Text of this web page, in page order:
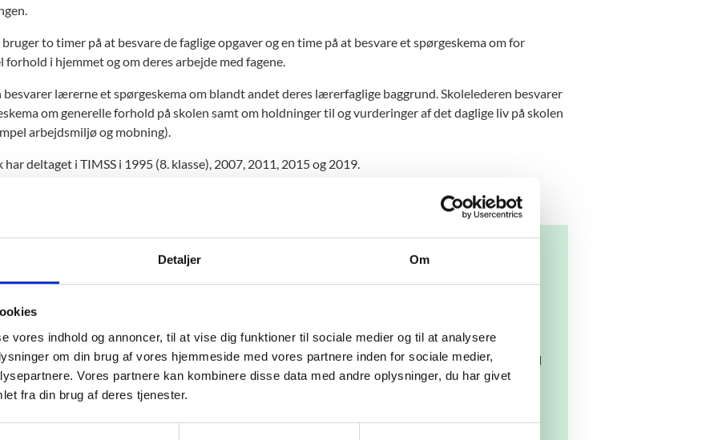
Detaljer Om
vores indhold og annoncer, til at vise dig funktioner til sociale medier og til at analysere
om din brug af vores hjemmeside med vores partnere inden for sociale medier,
Vores partnere kan kombinere disse data med andre oplysninger, du har givet
fra din brug af deres tjenester.
bruger to timer på at besvare de faglige opgaver og en time på at besvare et spørgeskema om for
forhold i hjemmet og om deres arbejde med fagene.
besvarer lærerne et spørgeskema om blandt andet deres lærerfaglige baggrund. Skolelederen besvarer
om generelle forhold på skolen samt om holdninger til og vurderinger af det daglige liv på skolen
arbejdsmiljø og mobning).
har deltaget i TIMSS i 1995 (8. klasse), 2007, 2011, 2015 og 2019.
er en international komparativ undersøgelse, der gennemføres i regi af The International
er undersøgelsen gennemført af Danmarks Institut for Pædagogik og Uddannelse (DPU) ved
Universitet. Ministeriet har medfinansieret undersøgelsen.